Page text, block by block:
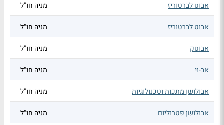
אבוט לברטוריז מניה חו"ל
אבוט לברטוריז מניה חו"ל
אבוטק מניה חו"ל
אב-וי מניה חו"ל
אבולושן מתכות וטכנולוגיות מניה חו"ל
אבולושן פטרוליום מניה חו"ל